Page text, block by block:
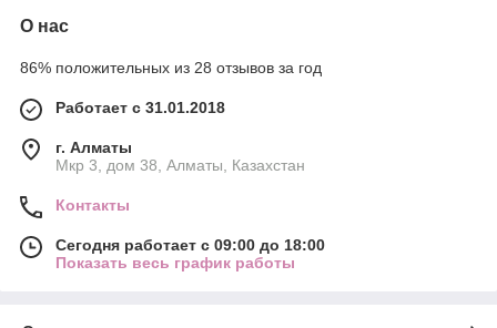
О нас
86% положительных из 28 отзывов за год
Работает с 31.01.2018
г. Алматы
Мкр 3, дом 38, Алматы, Казахстан
Контакты
Сегодня работает с 09:00 до 18:00
Показать весь график работы